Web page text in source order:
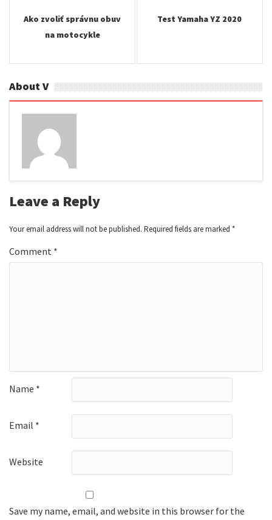
Ako zvoliť správnu obuv
na motocykle
Test Yamaha YZ 2020
About V
Leave a Reply
Your email address will not be published. Required fields are marked *
Comment *
Name *
Email *
Website
Save my name, email, and website in this browser for the